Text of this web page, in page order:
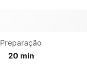
Preparação
20 min